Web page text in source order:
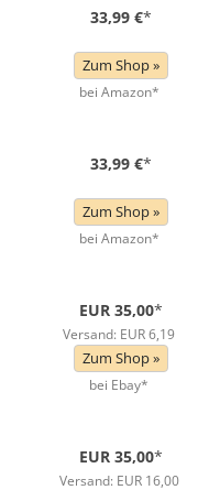
33,99 €*
Zum Shop »
bei Amazon*
33,99 €*
Zum Shop »
bei Amazon*
EUR 35,00*
Versand: EUR 6,19
Zum Shop »
bei Ebay*
EUR 35,00*
Versand: EUR 16,00